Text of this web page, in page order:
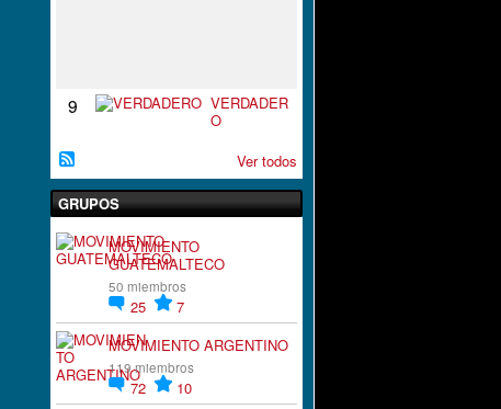
9
VERDADER
O
Ver todos
GRUPOS
MOVIMIENTO
GUATEMALTECO
50 miembros
25
7
MOVIMIENTO ARGENTINO
119 miembros
72
10